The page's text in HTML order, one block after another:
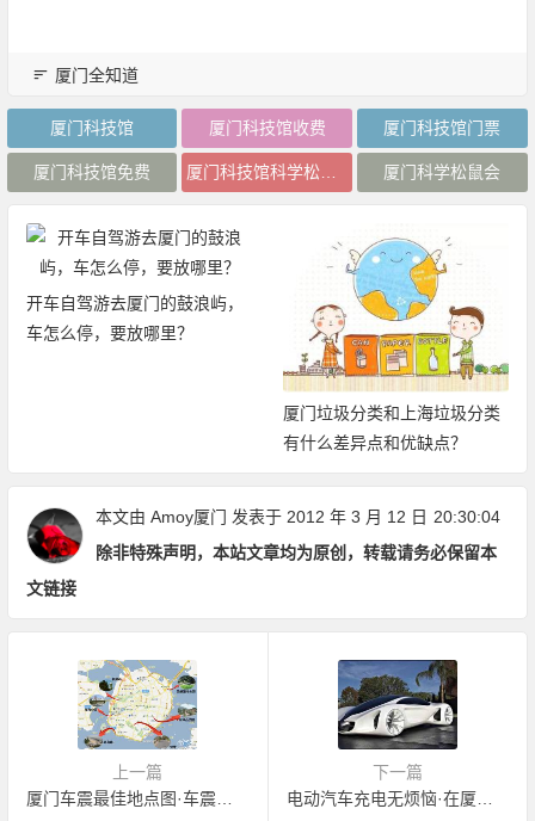
厦门全知道
厦门科技馆 厦门科技馆收费 厦门科技馆门票
厦门科技馆免费 厦门科技馆科学松鼠会 厦门科学松鼠会
开车自驾游去厦门的鼓浪屿，
车怎么停，要放哪里？
厦门垃圾分类和上海垃圾分类
有什么差异点和优缺点？
本文由 Amoy厦门 发表于 2012 年 3 月 12 日 20:30:04
除非特殊声明，本站文章均为原创，转载请务必保留本
文链接
上一篇
厦门车震最佳地点图·车震必备
下一篇
电动汽车充电无烦恼·在厦门不仅可充电还可换电池